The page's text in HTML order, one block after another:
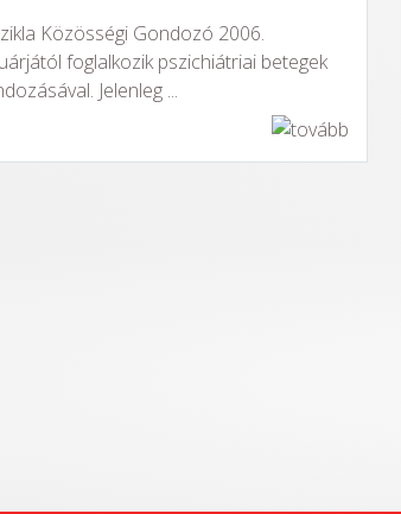
Közösségi Gondozó 2006.
foglalkozik pszichiátriai betegek
Jelenleg ...